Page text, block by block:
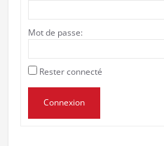
Mot de passe:
Rester connecté
Connexion